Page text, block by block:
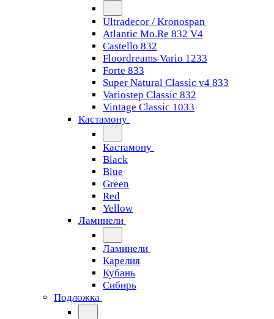
Ultradecor / Kronospan
Atlantic Mo.Re 832 V4
Castello 832
Floordreams Vario 1233
Forte 833
Super Natural Classic v4 833
Variostep Classic 832
Vintage Classic 1033
Кастамону
Кастамону
Black
Blue
Green
Red
Yellow
Ламинели
Ламинели
Карелия
Кубань
Сибирь
Подложка